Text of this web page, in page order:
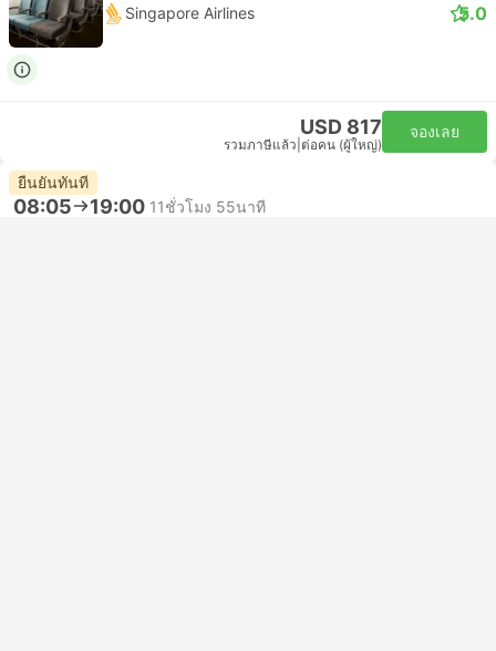
Singapore Airlines 5.0
USD 817
รวมภาษีแล้ว ต่อคน (ผู้ใหญ่)
จองเลย
ยืนยันทันที
08:05 19:00 11ชั่วโมง 55นาที